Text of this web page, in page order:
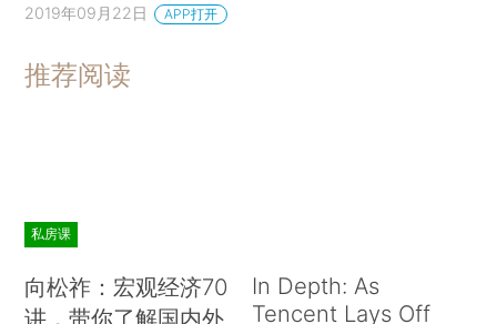
2019年09月22日 APP打开
推荐阅读
私房课
向松祚：宏观经济70
讲，带你了解国内外
In Depth: As
Tencent Lays Off